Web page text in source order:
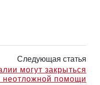
Следующая статья
могут закрыться
неотложной помощи